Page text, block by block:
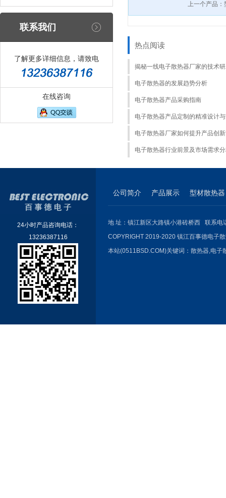
联系我们
了解更多详细信息，请致电
在线咨询
上一个产品：
热点阅读
揭秘一线电子散热器厂家的技术
电子散热器的发展趋势分析
电子散热器产品采购指南
电子散热器产品定制的精准设计
电子散热器厂家如何提升产品创
电子散热器行业前景及市场需求
24小时产品咨询电话：
13236387116
公司简介 产品展示 型材散热器
地 址：镇江新区大路镇小港砖桥西 联系
COPYRIGHT 2019-2020 镇江百事德电子
本站(0511BSD.COM)关键词： 散热器,电子